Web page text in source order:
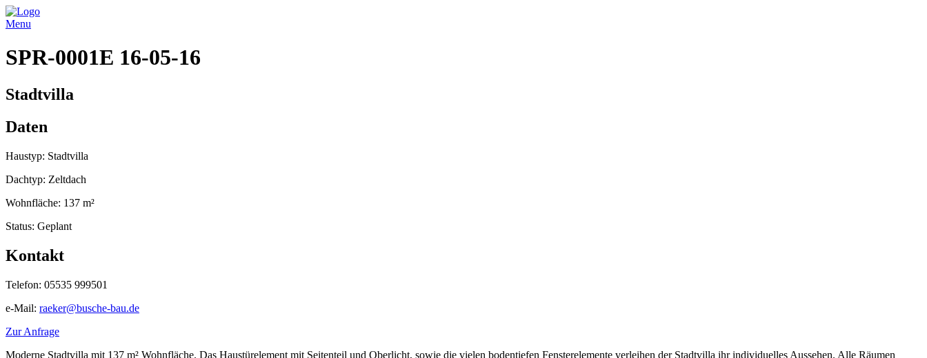
Menu
SPR-0001E 16-05-16
Stadtvilla
Daten
Haustyp: Stadtvilla
Dachtyp: Zeltdach
Wohnfläche: 137 m²
Status: Geplant
Kontakt
Telefon: 05535 999501
e-Mail: raeker@busche-bau.de
Zur Anfrage
Moderne Stadtvilla mit 137 m² Wohnfläche. Das Haustürelement mit Seitenteil und Oberlicht, sowie die vielen bodentiefen Fensterelemente verleihen der Stadtvilla ihr individuelles Aussehen. Alle Räumen